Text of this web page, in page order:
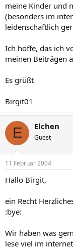
meine Kinder und
(besonders im
leidenschaftlich
Ich hoffe, das ich
meinen Beiträgen
Es grüßt
Birgit01
E Elchen
Guest
11 Februar 2004
Hallo Birgit,
ein Recht
:bye:
Wir haben was
lese viel im